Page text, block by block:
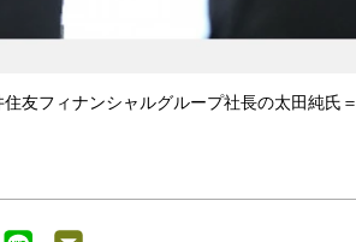
友フィナンシャルグループ社長の太田純氏＝